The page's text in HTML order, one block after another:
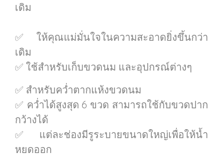
เดิม
✅ ให้คุณแม่มั่นใจในความสะอาดยิ่งขึ้นกว่า
เดิม
✅ ใช้สำหรับเก็บขวดนม และอุปกรณ์ต่างๆ
✅ สำหรับคว่ำตากแห้งขวดนม
✅ คว่ำได้สูงสุด 6 ขวด สามารถใช้กับขวดปาก
กว้างได้
✅ แต่ละช่องมีรูระบายขนาดใหญ่เพื่อให้น้ำ
หยดออก